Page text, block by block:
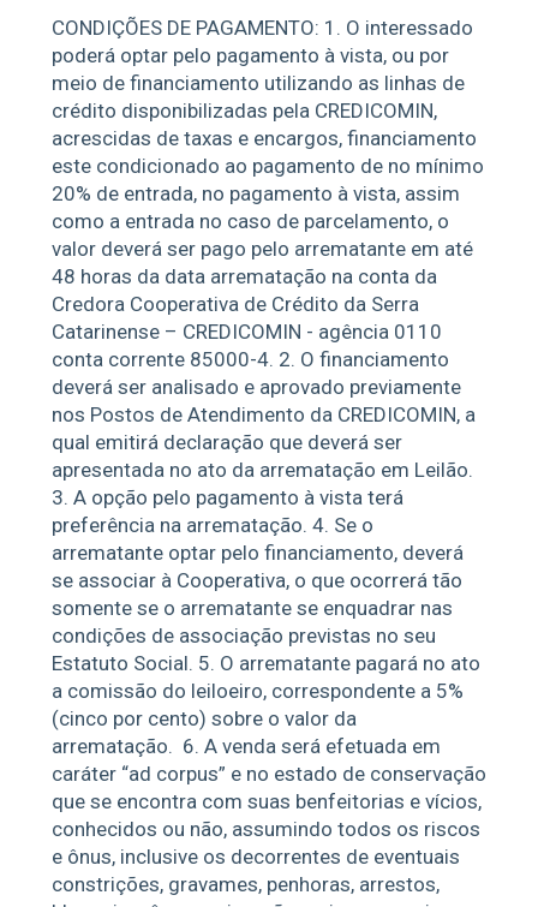
CONDIÇÕES DE PAGAMENTO: 1. O interessado
poderá optar pelo pagamento à vista, ou por
meio de financiamento utilizando as linhas de
crédito disponibilizadas pela CREDICOMIN,
acrescidas de taxas e encargos, financiamento
este condicionado ao pagamento de no mínimo
20% de entrada, no pagamento à vista, assim
como a entrada no caso de parcelamento, o
valor deverá ser pago pelo arrematante em até
48 horas da data arrematação na conta da
Credora Cooperativa de Crédito da Serra
Catarinense – CREDICOMIN - agência 0110
conta corrente 85000-4. 2. O financiamento
deverá ser analisado e aprovado previamente
nos Postos de Atendimento da CREDICOMIN, a
qual emitirá declaração que deverá ser
apresentada no ato da arrematação em Leilão.
3. A opção pelo pagamento à vista terá
preferência na arrematação. 4. Se o
arrematante optar pelo financiamento, deverá
se associar à Cooperativa, o que ocorrerá tão
somente se o arrematante se enquadrar nas
condições de associação previstas no seu
Estatuto Social. 5. O arrematante pagará no ato
a comissão do leiloeiro, correspondente a 5%
(cinco por cento) sobre o valor da
arrematação. 6. A venda será efetuada em
caráter “ad corpus” e no estado de conservação
que se encontra com suas benfeitorias e vícios,
conhecidos ou não, assumindo todos os riscos
e ônus, inclusive os decorrentes de eventuais
constrições, gravames, penhoras, arrestos,